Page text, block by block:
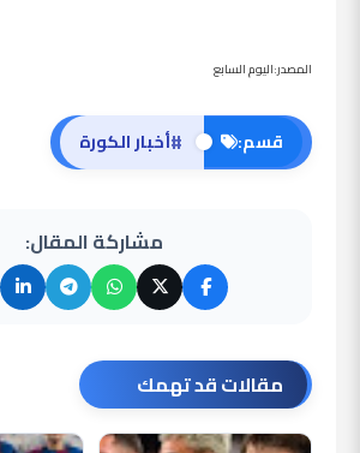
المصدر:اليوم السابع
قسم: #أخبار الكورة
مشاركة المقال:
مقالات قد تهمك